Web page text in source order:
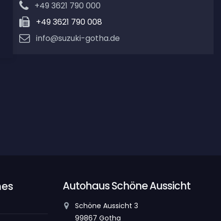
+49 3621 790 000
+49 3621 790 008
info@suzuki-gotha.de
Autohaus Schöne Aussicht
Schöne Aussicht 3
99867 Gotha